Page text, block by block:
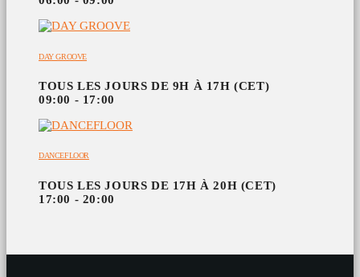
DAY GROOVE
TOUS LES JOURS DE 9H À 17H (CET)
09:00 - 17:00
DANCEFLOOR
TOUS LES JOURS DE 17H À 20H (CET)
17:00 - 20:00